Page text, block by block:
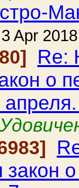
Apr 2018
Re:
о
закон